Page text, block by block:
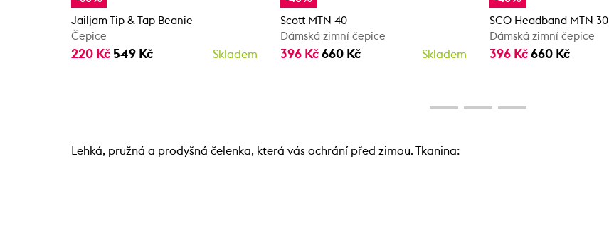
Jailjam Tip & Tap Beanie
Čepice
220 Kč 549 Kč Skladem
Scott MTN 40
Dámská zimní čepice
396 Kč 660 Kč Skladem
SCO Headband MTN 30
Dámská zimní čepice
396 Kč 660 Kč
Lehká, pružná a prodyšná čelenka, která vás ochrání před zimou. Tkanina: